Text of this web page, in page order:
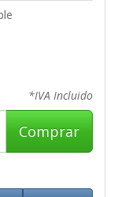
*IVA Incluido
Comprar